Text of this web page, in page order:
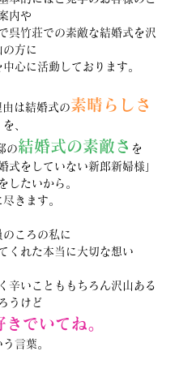
内や
呉竹荘での素敵な結婚式を沢
の方に
心に活動しております。
は結婚式の素晴らしさ
を、
の結婚式の素敵さ を
式をしていない新郎新婦様」
したいから。
きます。
のころの私に
くれた本当に大切な想い
辛いことももちろん沢山ある
うけど
でいてね。
う言葉。